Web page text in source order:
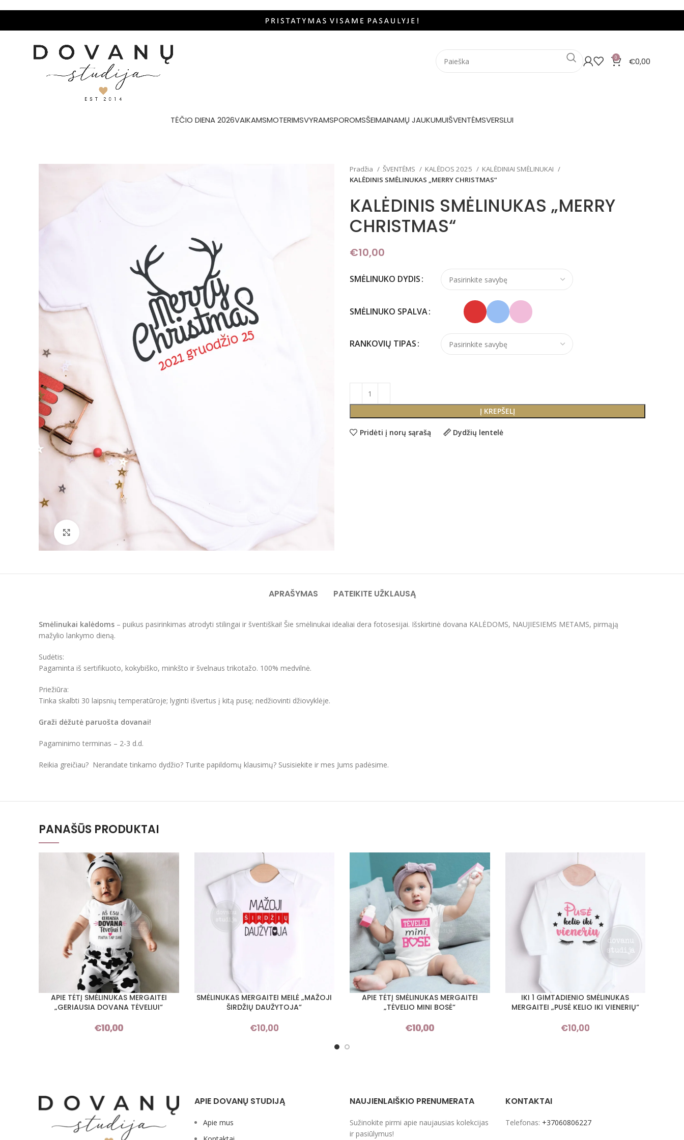
0 €0,00
TĖČIO DIENA 2026VAIKAMSMOTERIMSVYRAMSPOROMSŠEIMAINAMŲ JAUKUMUIŠVENTĖMSVERSLUI
Pradžia ŠVENTĖMS KALĖDOS 2025
KALĖDINIAI SMĖLINUKAI
KALĖDINIS SMĖLINUKAS „MERRY CHRISTMAS“
KALĖDINIS SMĖLINUKAS „MERRY
CHRISTMAS“
€10,00
SMĖLINUKO DYDIS
SMĖLINUKO SPALVA
RANKOVIŲ TIPAS
Į KREPŠELĮ
Pridėti į norų sąrašą Dydžių lentelė
APRAŠYMAS PATEIKITE UŽKLAUSĄ
Smėlinukai kalėdoms – puikus pasirinkimas atrodyti stilingai ir šventiškai! Šie smėlinukai idealiai dera fotosesijai. Išskirtinė dovana KALĖDOMS, NAUJIESIEMS METAMS, pirmąją
mažylio lankymo dieną.
Sudėtis:
Pagaminta iš sertifikuoto, kokybiško, minkšto ir švelnaus trikotažo. 100% medvilnė.
Priežiūra:
Tinka skalbti 30 laipsnių temperatūroje; lyginti išvertus į kitą pusę; nedžiovinti džiovyklėje.
Graži dėžutė paruošta dovanai!
Pagaminimo terminas – 2-3 d.d.
Reikia greičiau? Nerandate tinkamo dydžio? Turite papildomų klausimų? Susisiekite ir mes Jums padėsime.
PANAŠŪS PRODUKTAI
PASIRINKTI SAVYBES
APIE TĖTĮ SMĖLINUKAS MERGAITEI
„GERIAUSIA DOVANA TĖVELIUI“
€10,00
PASIRINKTI SAVYBES
SMĖLINUKAS MERGAITEI MEILĖ „MAŽOJI
ŠIRDŽIŲ DAUŽYTOJA“
€10,00
PASIRINKTI SAVYBES
APIE TĖTĮ SMĖLINUKAS MERGAITEI
„TĖVELIO MINI BOSĖ“
€10,00
PASIRINKTI SAVYBES
IKI 1 GIMTADIENIO SMĖLINUKAS
MERGAITEI „PUSĖ KELIO IKI VIENERIŲ“
€10,00
APIE DOVANŲ STUDIJĄ
Apie mus
NAUJIENLAIŠKIO PRENUMERATA
Sužinokite pirmi apie naujausias kolekcijas
ir pasiūlymus!
KONTAKTAI
Telefonas: +37060806227